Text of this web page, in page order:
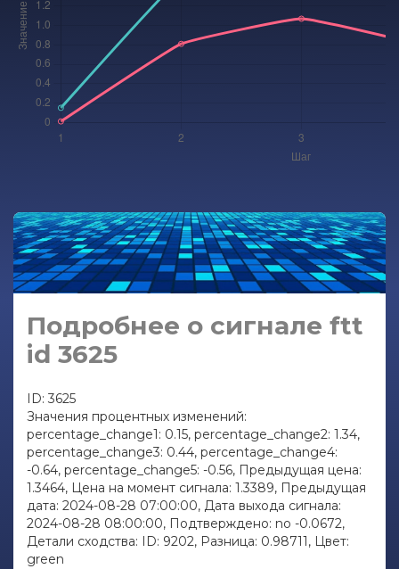
Подробнее о сигнале ftt
id 3625
ID: 3625
Значения процентных изменений:
percentage_change1: 0.15, percentage_change2: 1.34,
percentage_change3: 0.44, percentage_change4:
-0.64, percentage_change5: -0.56, Предыдущая цена:
1.3464, Цена на момент сигнала: 1.3389, Предыдущая
дата: 2024-08-28 07:00:00, Дата выхода сигнала:
2024-08-28 08:00:00, Подтверждено: no -0.0672,
Детали сходства: ID: 9202, Разница: 0.98711, Цвет:
green